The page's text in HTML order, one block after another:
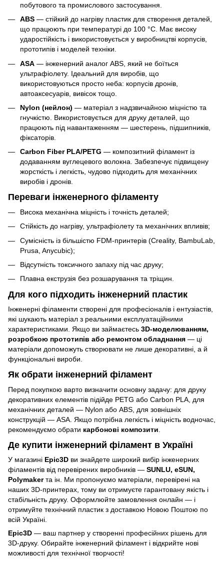
побутового та промислового застосування.
ABS — стійкий до нагріву пластик для створення деталей,
що працюють при температурі до 100 °C. Має високу
ударостійкість і використовується у виробництві корпусів,
прототипів і моделей техніки.
ASA — інженерний аналог ABS, який не боїться
ультрафіолету. Ідеальний для виробів, що
використовуються просто неба: корпусів дронів,
автоаксесуарів, вивісок тощо.
Nylon (нейлон) — матеріал з надзвичайною міцністю та
гнучкістю. Використовується для друку деталей, що
працюють під навантаженням — шестерень, підшипників,
фіксаторів.
Carbon Fiber PLA/PETG — композитний філамент із
додаванням вуглецевого волокна. Забезпечує підвищену
жорсткість і легкість, чудово підходить для механічних
виробів і дронів.
Переваги інженерного філаменту
Висока механічна міцність і точність деталей;
Стійкість до нагріву, ультрафіолету та механічних впливів;
Сумісність із більшістю FDM-принтерів (Creality, BambuLab,
Prusa, Anycubic);
Відсутність токсичного запаху під час друку;
Плавна екструзія без розшарування та тріщин.
Для кого підходить інженерний пластик
Інженерні філаменти створені для професіоналів і ентузіастів,
які шукають матеріал з реальними експлуатаційними
характеристиками. Якщо ви займаєтесь 3D-моделюванням,
розробкою прототипів або ремонтом обладнання — ці
матеріали допоможуть створювати не лише декоративні, а й
функціональні вироби.
Як обрати інженерний філамент
Перед покупкою варто визначити основну задачу: для друку
декоративних елементів підійде PETG або Carbon PLA, для
механічних деталей — Nylon або ABS, для зовнішніх
конструкцій — ASA. Якщо потрібна легкість і міцність водночас,
рекомендуємо обрати карбонові композити
Де купити інженерний філамент в Україні
У магазині Epic3D ви знайдете широкий вибір інженерних
філаментів від перевірених виробників — SUNLU, eSUN,
Polymakerта ін. Ми пропонуємо матеріали, перевірені на
наших 3D-принтерах, тому ви отримуєте гарантовану якість і
стабільність друку. Оформлюйте замовлення онлайн — і
отримуйте технічний пластик з доставкою Новою Поштою по
всій Україні.
Epic3D — ваш партнер у створенні професійних рішень для
3D-друку. Обирайте інженерний філамент і відкрийте нові
можливості для технічної творчості!